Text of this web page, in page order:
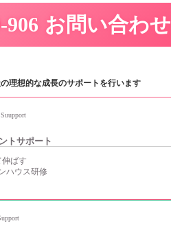
お問い合わせ
理想的な成長のサポートを行います
トサポート
ばす
ハウス研修